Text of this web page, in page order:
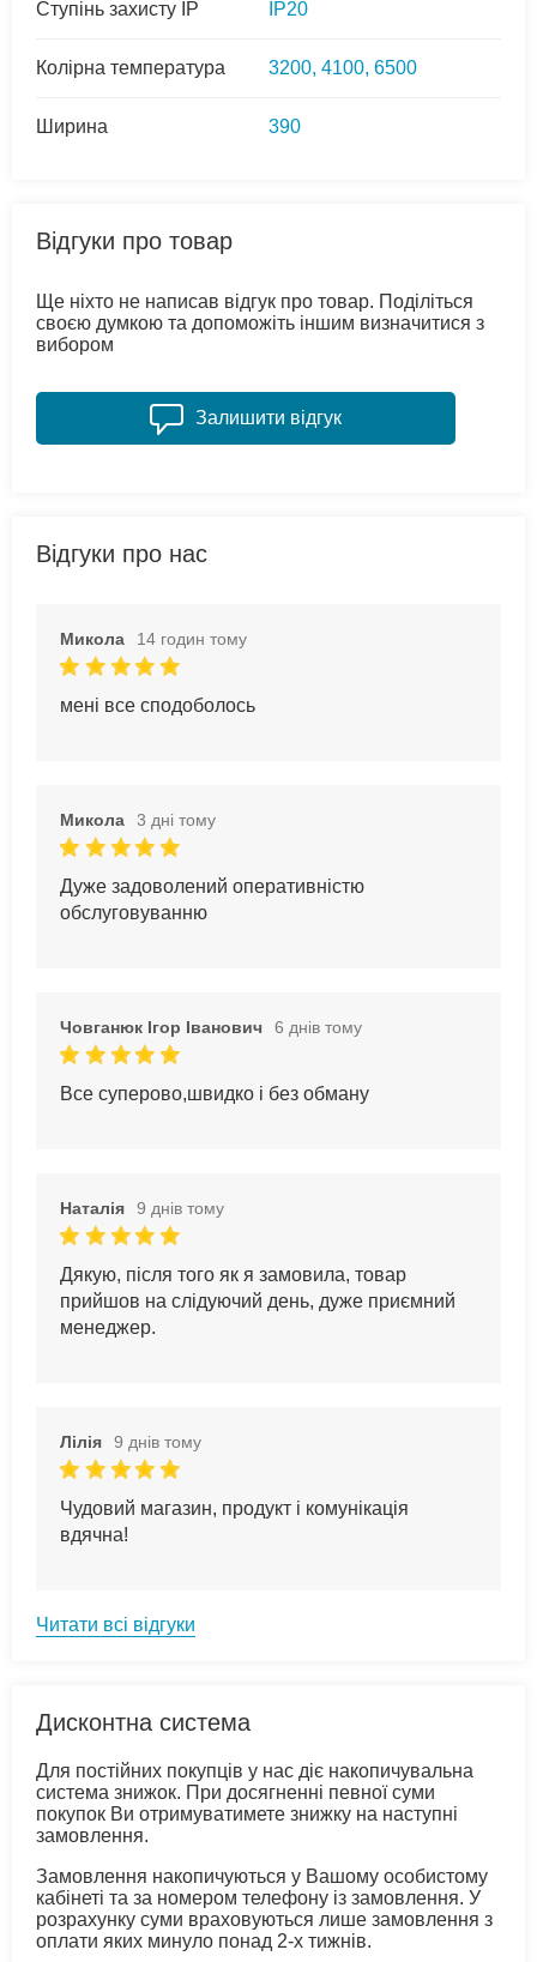
Ступінь захисту IP IP20
Колірна температура 3200, 4100, 6500
Ширина 390
Відгуки про товар
Ще ніхто не написав відгук про товар. Поділіться
своєю думкою та допоможіть іншим визначитися з
вибором
Залишити відгук
Відгуки про нас
Микола 14 годин тому
мені все сподоболось
Микола 3 дні тому
Дуже задоволений оперативністю
обслуговуванню
Човганюк Ігор Іванович 6 днів тому
Все суперово,швидко і без обману
Наталія 9 днів тому
Дякую, після того як я замовила, товар
прийшов на слідуючий день, дуже приємний
менеджер.
Лілія 9 днів тому
Чудовий магазин, продукт і комунікація
вдячна!
Читати всі відгуки
Дисконтна система
Для постійних покупців у нас діє накопичувальна
система знижок. При досягненні певної суми
покупок Ви отримуватимете знижку на наступні
замовлення.
Замовлення накопичуються у Вашому особистому
кабінеті та за номером телефону із замовлення. У
розрахунку суми враховуються лише замовлення з
оплати яких минуло понад 2-х тижнів.